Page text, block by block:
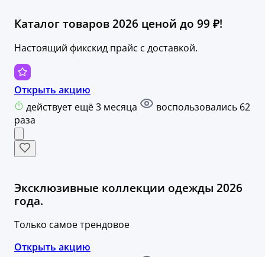
Каталог товаров 2026 ценой до 99 ₽!
Настоящий фикскид прайс с доставкой.
Открыть акцию
действует ещё 3 месяца
воспользовались 62
раза
Эксклюзивные коллекции одежды 2026
года.
Только самое трендовое
Открыть акцию